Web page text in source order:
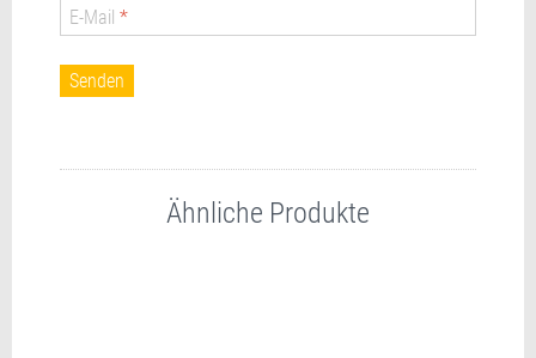
E-Mail *
Ähnliche Produkte